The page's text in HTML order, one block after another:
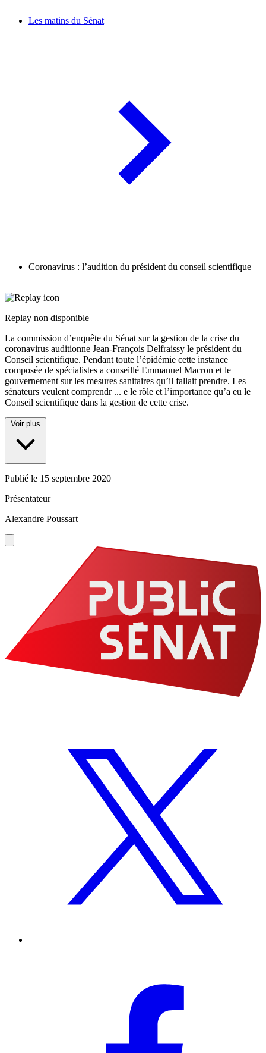
Les matins du Sénat
Coronavirus : l’audition du président du conseil scientifique
Replay non disponible
La commission d’enquête du Sénat sur la gestion de la crise du
coronavirus auditionne Jean-François Delfraissy le président du
Conseil scientifique. Pendant toute l’épidémie cette instance
composée de spécialistes a conseillé Emmanuel Macron et le
gouvernement sur les mesures sanitaires qu’il fallait prendre. Les
sénateurs veulent comprendr ... e le rôle et l’importance qu’a eu le
Conseil scientifique dans la gestion de cette crise.
Voir plus
Publié le 15 septembre 2020
Présentateur
Alexandre Poussart